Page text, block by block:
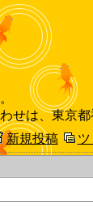
せは、東京都
新規投稿